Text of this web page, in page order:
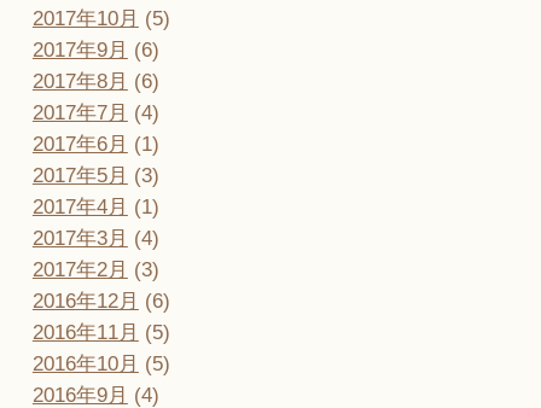
2017年10月 (5)
2017年9月 (6)
2017年8月 (6)
2017年7月 (4)
2017年6月 (1)
2017年5月 (3)
2017年4月 (1)
2017年3月 (4)
2017年2月 (3)
2016年12月 (6)
2016年11月 (5)
2016年10月 (5)
2016年9月 (4)